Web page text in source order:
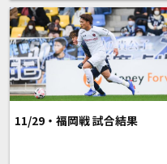
11/29・福岡戦 試合結果